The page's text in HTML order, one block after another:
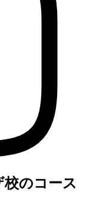
のコース